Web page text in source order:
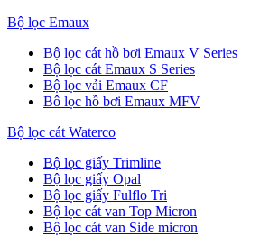
Bộ lọc Emaux
Bộ lọc cát hồ bơi Emaux V Series
Bộ lọc cát Emaux S Series
Bộ lọc vải Emaux CF
Bô lọc hồ bơi Emaux MFV
Bộ lọc cát Waterco
Bộ lọc giấy Trimline
Bộ lọc giấy Opal
Bộ lọc giấy Fulflo Tri
Bộ lọc cát van Top Micron
Bộ lọc cát van Side micron